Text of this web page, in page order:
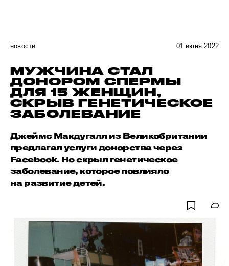
новости 01 июня 2022
МУЖЧИНА СТАЛ
ДОНОРОМ СПЕРМЫ
ДЛЯ 15 ЖЕНЩИН,
СКРЫВ ГЕНЕТИЧЕСКОЕ
ЗАБОЛЕВАНИЕ
Джеймс Макдугалл из Великобритании
предлагал услуги донорства через
Facebook. Но скрыл генетическое
заболевание, которое повлияло
на развитие детей.